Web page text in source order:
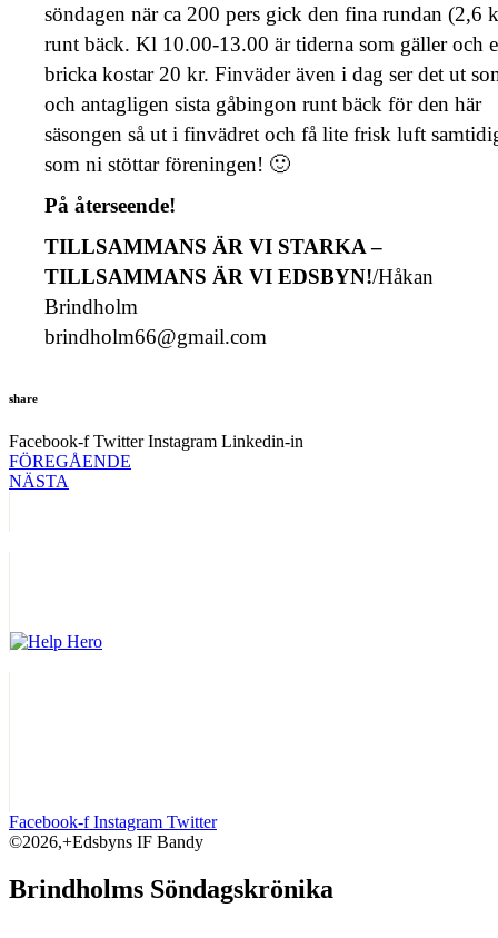
söndagen när ca 200 pers gick den fina rundan (2,6
runt bäck. Kl 10.00-13.00 är tiderna som gäller och
bricka kostar 20 kr. Finväder även i dag ser det ut
och antagligen sista gåbingon runt bäck för den här
säsongen så ut i finvädret och få lite frisk luft
som ni stöttar föreningen! 🙂
På återseende!
TILLSAMMANS ÄR VI STARKA –
TILLSAMMANS ÄR VI EDSBYN!/Håkan
Brindholm
brindholm66@gmail.com
share
Facebook-f Twitter Instagram Linkedin-in
FÖREGÅENDE
NÄSTA
Facebook-f Instagram Twitter
©2026,+Edsbyns IF Bandy
Brindholms Söndagskrönika